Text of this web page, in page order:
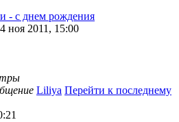
- с днем рождения
ноя 2011, 15:00
Liliya Перейти к последнему